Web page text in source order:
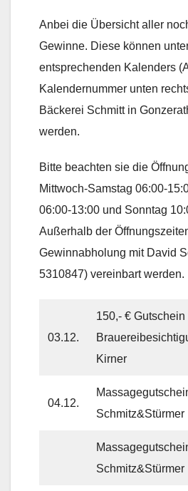
Anbei die Übersicht aller
Gewinne. Diese können
entsprechenden Kalenders
Kalendernummer unten
Bäckerei Schmitt in
werden.
Bitte beachten sie die
Mittwoch-Samstag 06:00-
06:00-13:00 und Sonntag
Außerhalb der
Gewinnabholung mit David
5310847) vereinbart werden.
03.12.
150,- € Gutschein
Kirner
04.12.
Schmitz&Stürmer
Schmitz&Stürmer